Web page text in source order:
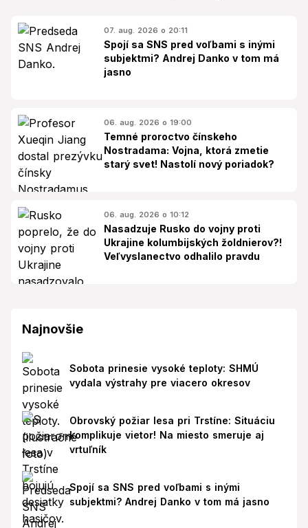
07. aug. 2026 o 20:11
Spojí sa SNS pred voľbami s inými
subjektmi? Andrej Danko v tom má
jasno
06. aug. 2026 o 19:00
Temné proroctvo čínskeho
Nostradama: Vojna, ktorá zmetie
starý svet! Nastolí nový poriadok?
06. aug. 2026 o 10:12
Nasadzuje Rusko do vojny proti
Ukrajine kolumbijských žoldnierov?!
Veľvyslanectvo odhalilo pravdu
Najnovšie
Sobota prinesie vysoké teploty: SHMÚ
vydala výstrahy pre viacero okresov
Obrovský požiar lesa pri Trstíne: Situáciu
komplikuje vietor! Na miesto smeruje aj
vrtuľník
Spojí sa SNS pred voľbami s inými
subjektmi? Andrej Danko v tom má jasno